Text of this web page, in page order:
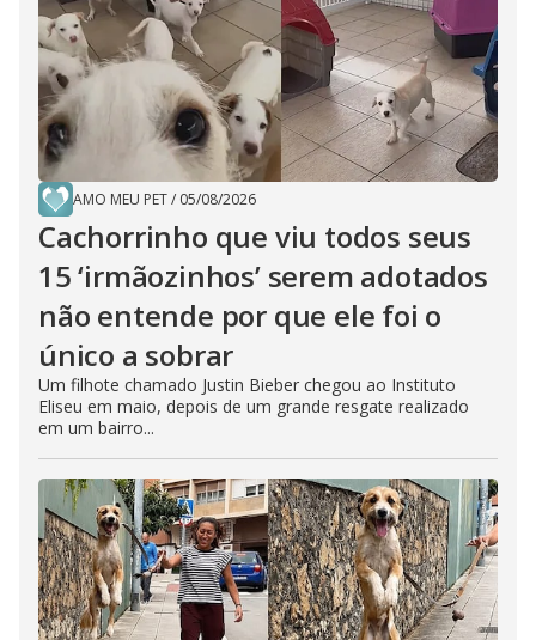
AMO MEU PET/ 05/08/2026
Cachorrinho que viu todos seus
15 ‘irmãozinhos’ serem adotados
não entende por que ele foi o
único a sobrar
Um filhote chamado Justin Bieber chegou ao Instituto
Eliseu em maio, depois de um grande resgate realizado
em um bairro...